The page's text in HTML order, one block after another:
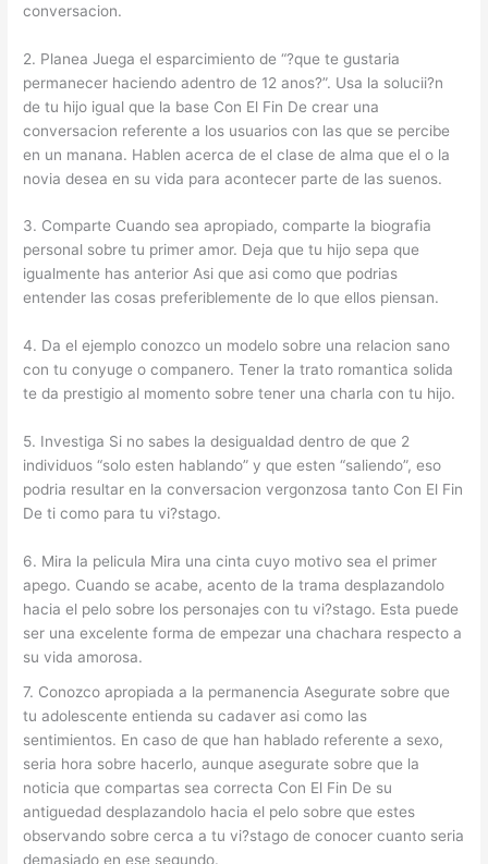
conversacion.
2. Planea Juega el esparcimiento de “?que te gustaria
permanecer haciendo adentro de 12 anos?”. Usa la solucii?n
de tu hijo igual que la base Con El Fin De crear una
conversacion referente a los usuarios con las que se percibe
en un manana. Hablen acerca de el clase de alma que el o la
novia desea en su vida para acontecer parte de las suenos.
3. Comparte Cuando sea apropiado, comparte la biografia
personal sobre tu primer amor. Deja que tu hijo sepa que
igualmente has anterior Asi que asi­ como que podrias
entender las cosas preferiblemente de lo que ellos piensan.
4. Da el ejemplo conozco un modelo sobre una relacion sano
con tu conyuge o companero. Tener la trato romantica solida
te da prestigio al momento sobre tener una charla con tu hijo.
5. Investiga Si no sabes la desigualdad dentro de que 2
individuos “solo esten hablando” y que esten “saliendo”, eso
podria resultar en la conversacion vergonzosa tanto Con El Fin
De ti como para tu vi?stago.
6. Mira la pelicula Mira una cinta cuyo motivo sea el primer
apego. Cuando se acabe, acento de la trama desplazandolo
hacia el pelo sobre los personajes con tu vi?stago. Esta puede
ser una excelente forma de empezar una chachara respecto a
su vida amorosa.
7. Conozco apropiada a la permanencia Asegurate sobre que
tu adolescente entienda su cadaver asi­ como las
sentimientos. En caso de que han hablado referente a sexo,
seri­a hora sobre hacerlo, aunque asegurate sobre que la
noticia que compartas sea correcta Con El Fin De su
antiguedad desplazandolo hacia el pelo sobre que estes
observando sobre cerca a tu vi?stago de conocer cuanto seri­a
demasiado en ese segundo.